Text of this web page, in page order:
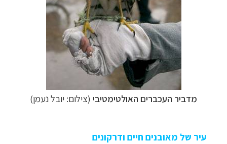
מדביר העכברים האולטימטיבי (צילום: יובל נעמן)
עיר של מאובנים חיים ודרקונים